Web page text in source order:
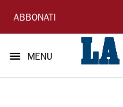
La
Nuova
Sardegna
ABBONATI
MENU